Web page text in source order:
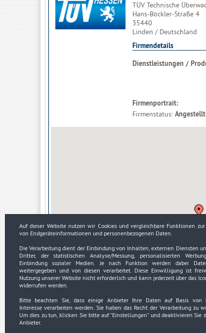
TÜV Technische
Hans-Böckler-Straße 4
35440
Linden / Deutschland
Firmendetails
Dienstleistungen /
Firmenportrait:
Firmenstatus: Angestellt
Auf dieser Website nutzen wir Cookies und vergleichbare Funktionen
von Endgeräteinformationen und personenbezogenen Daten.
Die Verarbeitung dient der Einbindung von Inhalten, externen Diensten
Dritter, der statistischen Analyse/Messung, personalisierten
Einbindung sozialer Medien. Je nach Funktion werden dabei
weitergegeben und von diesen verarbeitet. Diese Einwilligung ist
Nutzung unserer Website nicht erforderlich und kann jederzeit über das
widerrufen werden.
Bitte beachten Sie, dass einige Anbieter Ihre Daten auf Basis von
Interesse verarbeiten werden. Sie haben das Recht der Verarbeitung zu
Um dies zu tun, klicken Sie bitte auf "Einstellungen"und deaktivieren Sie
Anbieter.